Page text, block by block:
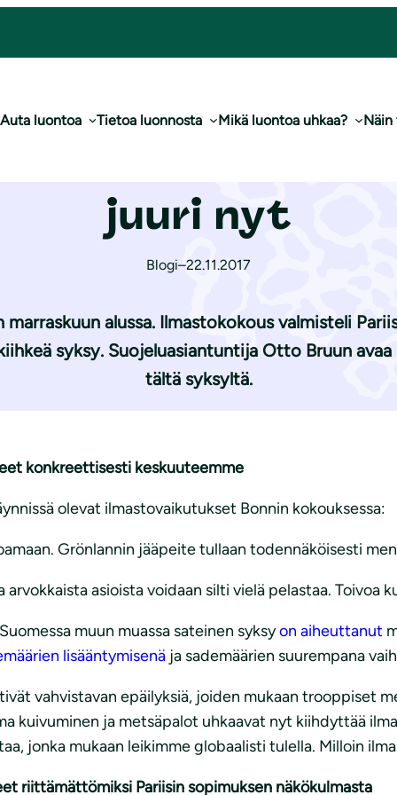
Auta luontoa Tietoa luonnosta Mikä luontoa uhkaa?
juuri nyt
juuri nyt
Blogi–22.11.2017
alussa. Ilmastokokous valmisteli
syksy. Suojeluasiantuntija Otto Bruun
tältä syksyltä.
konkreettisesti keskuuteemme
olevat ilmastovaikutukset Bonnin kokouksessa:
Grönlannin jääpeite tullaan todennäköisesti
asioista voidaan silti vielä pelastaa. Toivoa
muun muassa sateinen syksyon aiheuttanut
lisääntymisenä ja sademäärien suurempana
vahvistavan epäilyksiä, joiden mukaan trooppiset
kuivuminen ja metsäpalot uhkaavat nyt kiihdyttää
jonka mukaan leikimme globaalisti tulella. Milloin
riittämättömiksi Pariisin sopimuksen näkökulmasta